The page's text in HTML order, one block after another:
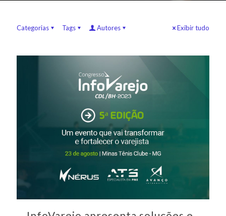
Categorias Tags Autores Exibir tudo